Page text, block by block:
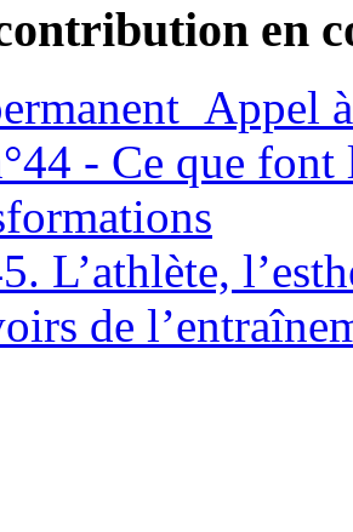
en
- Ce que font
L’athlète,
de